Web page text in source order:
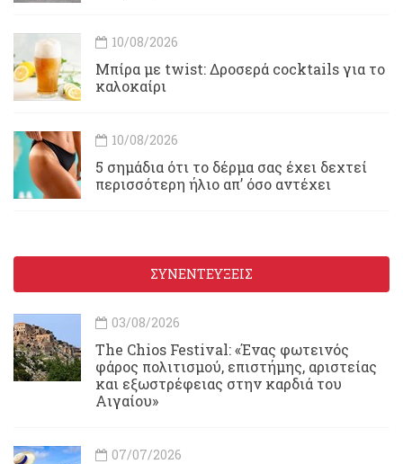
10/08/2026
Μπίρα με twist: Δροσερά cocktails για το
καλοκαίρι
10/08/2026
5 σημάδια ότι το δέρμα σας έχει δεχτεί
περισσότερη ήλιο απ’ όσο αντέχει
ΣΥΝΕΝΤΕΥΞΕΙΣ
03/08/2026
Τhe Chios Festival: «Ένας φωτεινός
φάρος πολιτισμού, επιστήμης, αριστείας
και εξωστρέφειας στην καρδιά του
Αιγαίου»
07/07/2026